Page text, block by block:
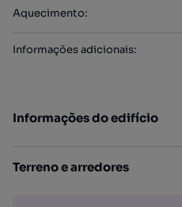
Aquecimento:
Informações adicionais:
Informações do edifício
Terreno e arredores